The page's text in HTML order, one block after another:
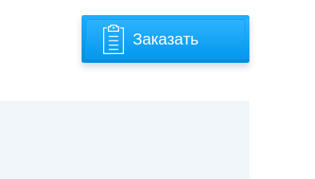
Заказать